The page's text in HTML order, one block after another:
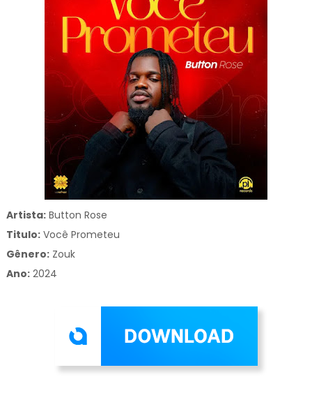
Artista:Button Rose
Titulo:Você Prometeu
Gênero: Zouk
Ano:2024